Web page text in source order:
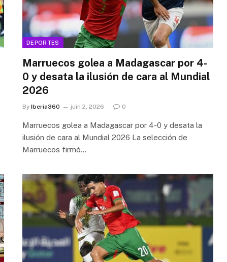
DEPORTES
Marruecos golea a Madagascar por 4-
0 y desata la ilusión de cara al Mundial
2026
By Iberia360 juin 2, 2026 0
Marruecos golea a Madagascar por 4-0 y desata la
ilusión de cara al Mundial 2026 La selección de
Marruecos firmó…